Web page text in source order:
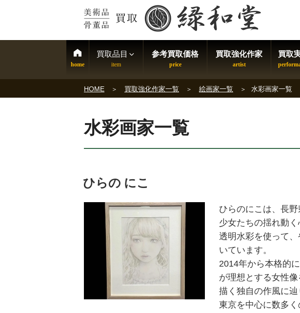
買取品目 参考買取価格 買取強化作家 買取
HOME 買取強化作家一覧 絵画家一覧 水彩画家一覧
水彩画家一覧
ひらの にこ
ひらのにこは、長野
少女たちの揺れ動
透明水彩を使って
いています。
2014年から本格的
が理想とする女性
描く独自の作風に辿
東京を中心に数多